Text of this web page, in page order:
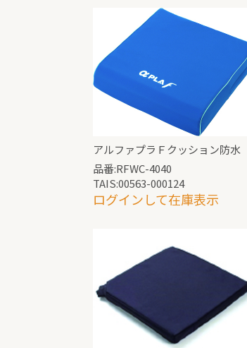
アルファプラＦクッション防水
品番:RFWC-4040
TAIS:00563-000124
ログインして在庫表示